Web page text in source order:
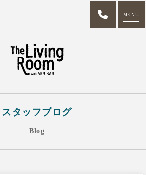
MENU
スタッフブログ
Blog